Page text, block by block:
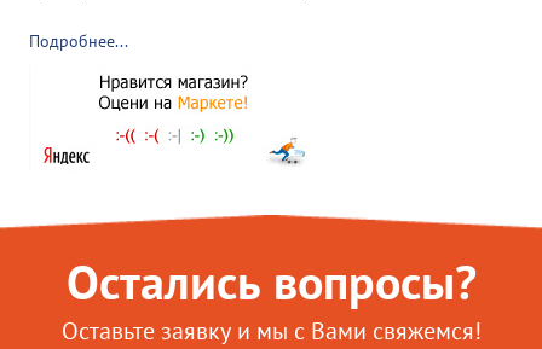
Подробнее...
Остались вопросы?
Оставьте заявку и мы с Вами свяжемся!